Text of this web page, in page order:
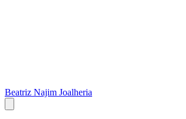
Beatriz Najim Joalheria